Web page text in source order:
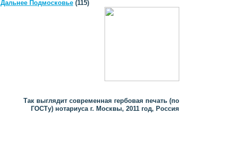
Дальнее Подмосковье (115)
Так выглядит современная гербовая печать (по
ГОСТу) нотариуса г. Москвы, 2011 год, Россия